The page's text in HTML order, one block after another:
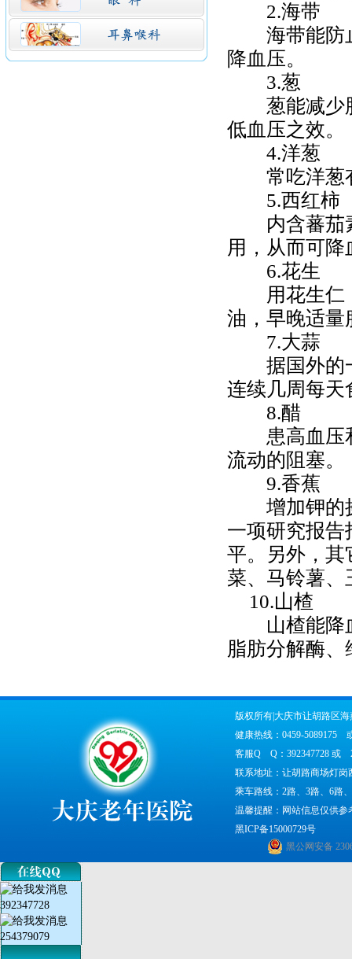
2.海带
海带能防止
降血压。
3.葱
葱能减少胆
低血压之效。
4.洋葱
常吃洋葱
5.西红柿
内含蕃茄素
用，从而可降
6.花生
用花生仁（
油，早晚适量
7.大蒜
据国外的一
连续几周每天
8.醋
患高血压
流动的阻塞。
9.香蕉
增加钾的摄
一项研究报
平。另外，其
菜、马铃薯
10.山楂
山楂能降血
脂肪分解酶、
版权所有|大庆市让胡路
健康热线：0459-5089175
客服Q Q：392347728 或
联系地址：让胡路商场灯岗
乘车路线：2路、3路、6路
温馨提醒：网站信息仅供
黑ICP备15000729号
黑公网安备
392347728
254379079